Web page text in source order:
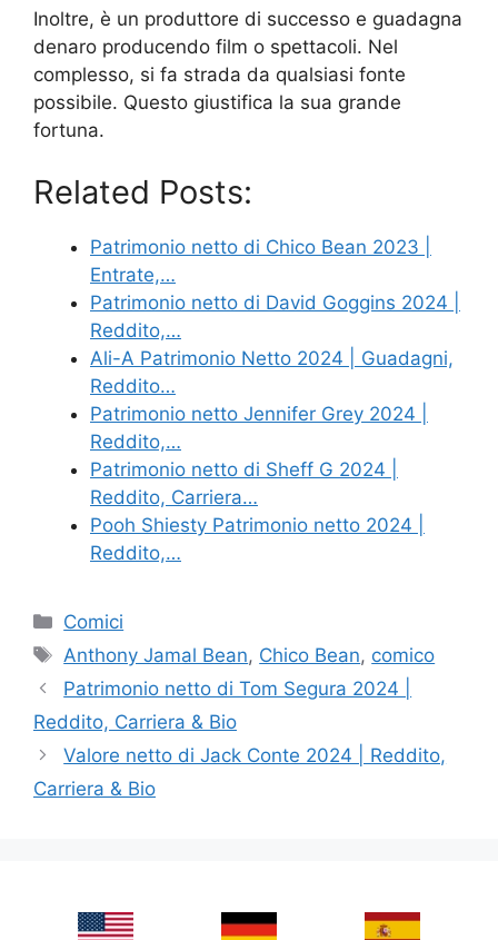
Inoltre, è un produttore di successo e guadagna
denaro producendo film o spettacoli. Nel
complesso, si fa strada da qualsiasi fonte
possibile. Questo giustifica la sua grande
fortuna.
Related Posts:
Patrimonio netto di Chico Bean 2023 |
Entrate,…
Patrimonio netto di David Goggins 2024 |
Reddito,…
Ali-A Patrimonio Netto 2024 | Guadagni,
Reddito…
Patrimonio netto Jennifer Grey 2024 |
Reddito,…
Patrimonio netto di Sheff G 2024 |
Reddito, Carriera…
Pooh Shiesty Patrimonio netto 2024 |
Reddito,…
Categories
Comici
Tags
Anthony Jamal Bean, Chico Bean, comico
Patrimonio netto di Tom Segura 2024 |
Reddito, Carriera & Bio
Valore netto di Jack Conte 2024 | Reddito,
Carriera & Bio